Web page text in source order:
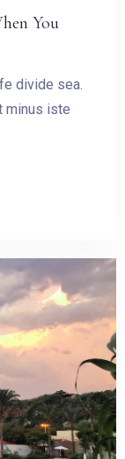
You
divide sea.
minus iste